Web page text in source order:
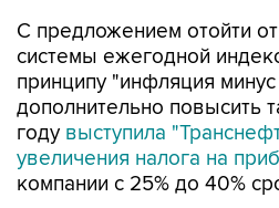
С предложением отойти
системы ежегодной
принципу "инфляция минус
дополнительно повысить
году выступила
увеличения налога на
компании с 25% до 40%